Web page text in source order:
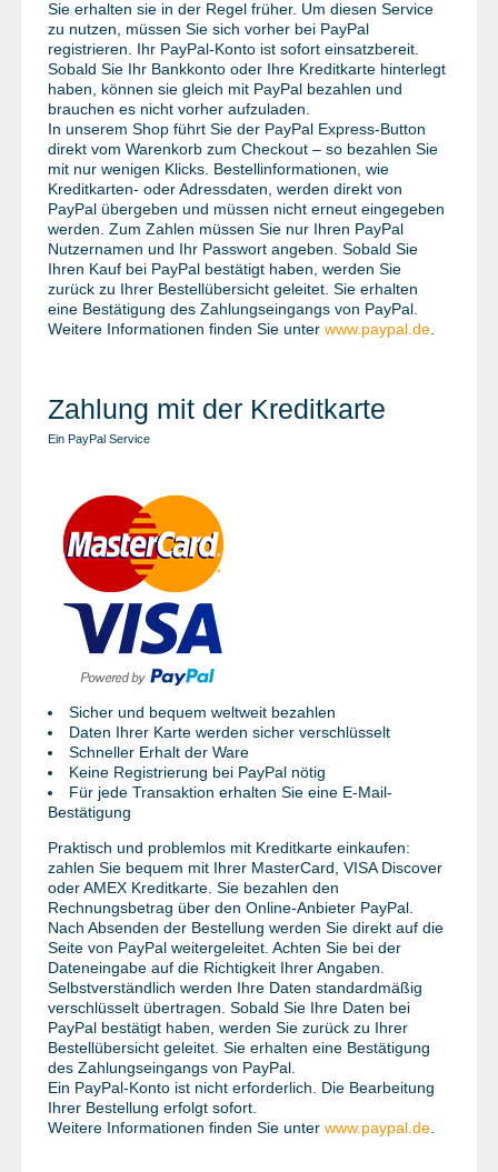
Sie erhalten sie in der Regel früher. Um diesen Service
zu nutzen, müssen Sie sich vorher bei PayPal
registrieren. Ihr PayPal-Konto ist sofort einsatzbereit.
Sobald Sie Ihr Bankkonto oder Ihre Kreditkarte hinterlegt
haben, können sie gleich mit PayPal bezahlen und
brauchen es nicht vorher aufzuladen.
In unserem Shop führt Sie der PayPal Express-Button
direkt vom Warenkorb zum Checkout – so bezahlen Sie
mit nur wenigen Klicks. Bestellinformationen, wie
Kreditkarten- oder Adressdaten, werden direkt von
PayPal übergeben und müssen nicht erneut eingegeben
werden. Zum Zahlen müssen Sie nur Ihren PayPal
Nutzernamen und Ihr Passwort angeben. Sobald Sie
Ihren Kauf bei PayPal bestätigt haben, werden Sie
zurück zu Ihrer Bestellübersicht geleitet. Sie erhalten
eine Bestätigung des Zahlungseingangs von PayPal.
Weitere Informationen finden Sie unter www.paypal.de.
Zahlung mit der Kreditkarte
Ein PayPal Service
Sicher und bequem weltweit bezahlen
Daten Ihrer Karte werden sicher verschlüsselt
Schneller Erhalt der Ware
Keine Registrierung bei PayPal nötig
Für jede Transaktion erhalten Sie eine E-Mail-
Bestätigung
Praktisch und problemlos mit Kreditkarte einkaufen:
zahlen Sie bequem mit Ihrer MasterCard, VISA Discover
oder AMEX Kreditkarte. Sie bezahlen den
Rechnungsbetrag über den Online-Anbieter PayPal.
Nach Absenden der Bestellung werden Sie direkt auf die
Seite von PayPal weitergeleitet. Achten Sie bei der
Dateneingabe auf die Richtigkeit Ihrer Angaben.
Selbstverständlich werden Ihre Daten standardmäßig
verschlüsselt übertragen. Sobald Sie Ihre Daten bei
PayPal bestätigt haben, werden Sie zurück zu Ihrer
Bestellübersicht geleitet. Sie erhalten eine Bestätigung
des Zahlungseingangs von PayPal.
Ein PayPal-Konto ist nicht erforderlich. Die Bearbeitung
Ihrer Bestellung erfolgt sofort.
Weitere Informationen finden Sie unter www.paypal.de.